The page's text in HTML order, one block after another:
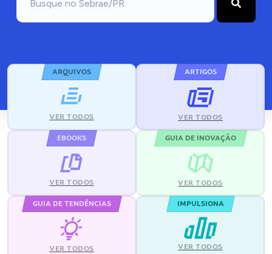
ARQUIVOS
VER TODOS
ARTIGOS
VER TODOS
EBOOKS
VER TODOS
GUIA DE INOVAÇÃO
VER TODOS
GUIA DE TENDÊNCIAS
VER TODOS
IMPULSIONA
VER TODOS